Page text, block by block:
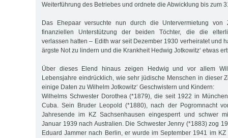
Weiterführung des Betriebes und ordnete die Abwicklung bis zum
Das Ehepaar versuchte nun durch die Untervermietung von
finanziellen Unterstützung der beiden Töchter, die die
verlassen hatten – Edith war seit Dezember 1930 verheiratet und
ärgste Not zu lindern und die Krankheit Hedwig Jotkowitz‘ etwas
Über dieses Elend hinaus zeigen Hedwig und vor allem
Lebensjahre eindrücklich, wie sehr jüdische Menschen in dieser
einige Daten zu Wilhelm Jotkowitz‘ Geschwistern und Kindern:
Wilhelms Schwester Dorothea (*1879), die seit 1922 in
Cuba. Sein Bruder Leopold (*1880), nach der Pogromnacht
Jahresende im KZ Sachsenhausen eingesperrt und schwer
Januar 1939 nach Australien. Die Schwester Jenny (*1883) zog
Eduard Jammer nach Berlin, er wurde im September 1941 im